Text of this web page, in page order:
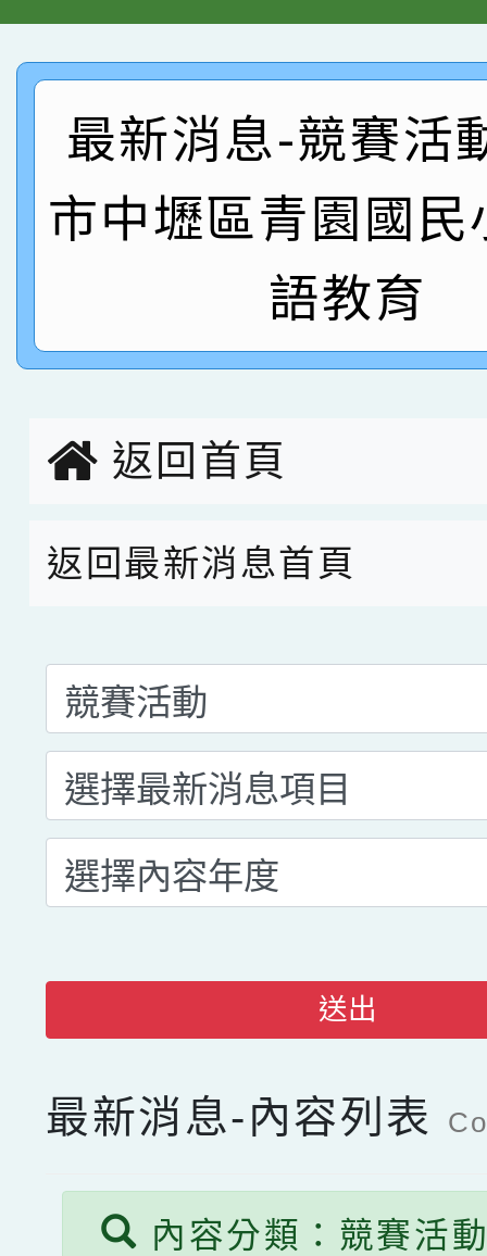
創客第三名。
賀！本校參加桃園市中
賽 洪綺君教師榮獲社
名
賀！本校阿巴斯O蜜、
倩參加桃園市科展 國
名 指導老師王老師、
園市英語競賽國小朗讀
指導老師林老師
賀！本校參加桃園市中
賽 劉文瑛教師榮獲教
臺灣台語-第二名
賀！本校參與2026世
市賽榮獲科學小創客佳
最新消息-競賽活
市中壢區青園國
語教育
返回首頁
返回最新消息首頁
送出
最新消息-內容列表
內容分類：競賽活